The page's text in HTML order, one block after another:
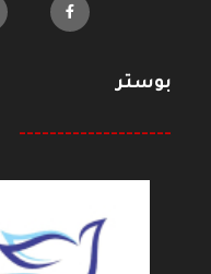
بوستر
--------------------